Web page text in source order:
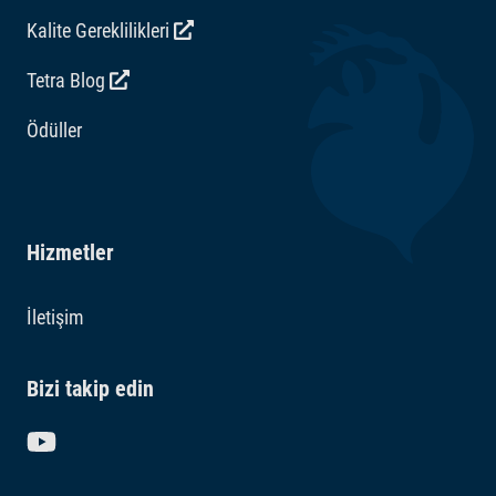
Kalite Gereklilikleri
Tetra Blog
Ödüller
Hizmetler
İletişim
Bizi takip edin